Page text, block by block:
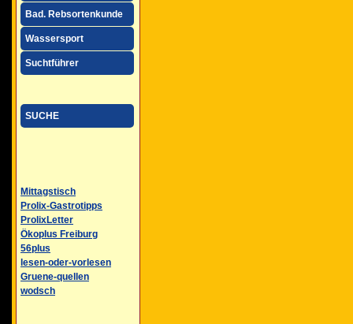
Bad. Rebsortenkunde
Wassersport
Suchtführer
SUCHE
Mittagstisch
Prolix-Gastrotipps
ProlixLetter
Ökoplus Freiburg
56plus
lesen-oder-vorlesen
Gruene-quellen
wodsch